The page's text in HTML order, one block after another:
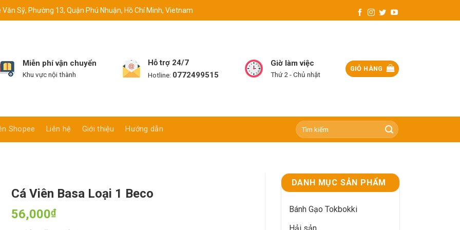
Sỹ, Phường 13, Quận Phú Nhuận, Hồ Chí Minh, Vietnam
Miễn phí vận chuyển
Khu vực nội thành
Hỗ trợ 24/7
Hotline: 0772499515
Giờ làm việc
Thứ 2 - Chủ nhật
GIỎ HÀNG
Shopee Liên hệ Giới thiệu Hướng dẫn
Tìm
kiếm:
DANH MỤC SẢN PHẨM
Bánh Gạo Tokbokki
Cá Viên Basa Loại 1 Beco
56,000₫